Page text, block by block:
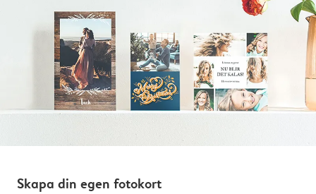
Skapa din egen fotokort